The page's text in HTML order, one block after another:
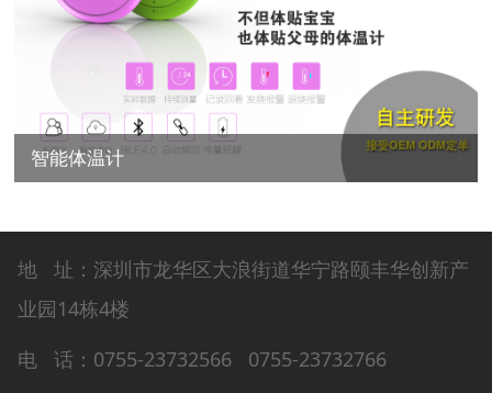
智能体温计
地 址：深圳市龙华区大浪街道华宁路颐丰华创新产
业园14栋4楼
电 话：0755-23732566 0755-23732766